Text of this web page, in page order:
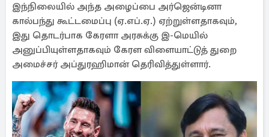
இந்நிலையில் அந்த அழைப்பை அர்ஜென்டினா
கால்பந்து கூட்டமைப்பு (ஏ.எப்.ஏ.) ஏற்றுள்ளதாகவும்,
இது தொடர்பாக கேரளா அரசுக்கு இ-மெயில்
அனுப்பியுள்ளதாகவும் கேரள விளையாட்டுத் துறை
அமைச்சர் அப்துரஹிமான் தெரிவித்துள்ளார்.